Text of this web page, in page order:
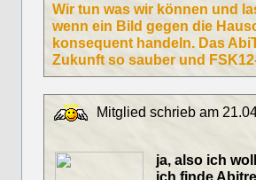
Wir tun was wir können und
wenn ein Bild gegen die
konsequent handeln. Das
Zukunft so sauber und
Mitglied schrieb am
ja, also ich
ich finde